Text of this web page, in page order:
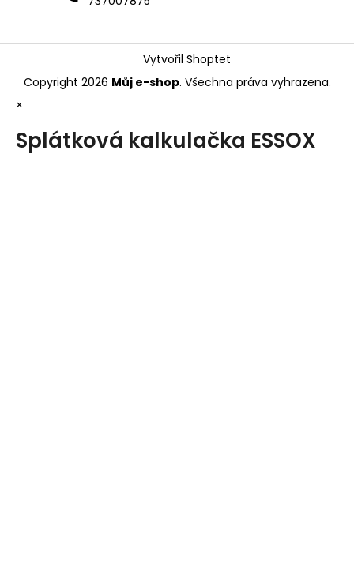
Vytvořil Shoptet
Copyright 2026 Můj e-shop. Všechna práva vyhrazena.
×
Splátková kalkulačka ESSOX